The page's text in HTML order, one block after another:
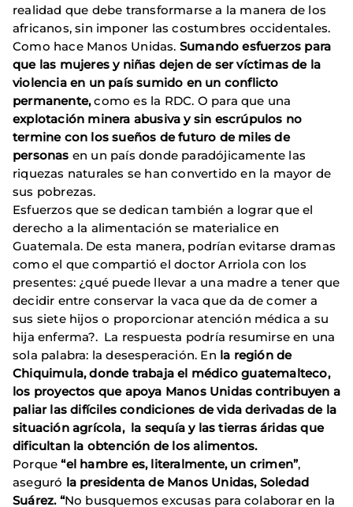
realidad que debe transformarse a la manera de los
africanos, sin imponer las costumbres occidentales.
Como hace Manos Unidas. Sumando esfuerzos para
que las mujeres y niñas dejen de ser víctimas de la
violencia en un país sumido en un conflicto
permanente,como es la RDC. O para que una
explotación minera abusiva y sin escrúpulos no
termine con los sueños de futuro de miles de
personas en un país donde paradójicamente las
riquezas naturales se han convertido en la mayor de
sus pobrezas.
Esfuerzos que se dedican también a lograr que el
derecho a la alimentación se materialice en
Guatemala. De esta manera, podrían evitarse dramas
como el que compartió el doctor Arriola con los
presentes: ¿qué puede llevar a una madre a tener que
decidir entre conservar la vaca que da de comer a
sus siete hijos o proporcionar atención médica a su
hija enferma?. La respuesta podría resumirse en una
sola palabra: la desesperación. En la región de
Chiquimula, donde trabaja el médico guatemalteco,
los proyectos que apoya Manos Unidas contribuyen a
paliar las difíciles condiciones de vida derivadas de la
situación agrícola, la sequía y las tierras áridas que
dificultan la obtención de los alimentos.
Porque“el hambre es, literalmente, un crimen”,
aseguró la presidenta de Manos Unidas, Soledad
Suárez. “No busquemos excusas para colaborar en la